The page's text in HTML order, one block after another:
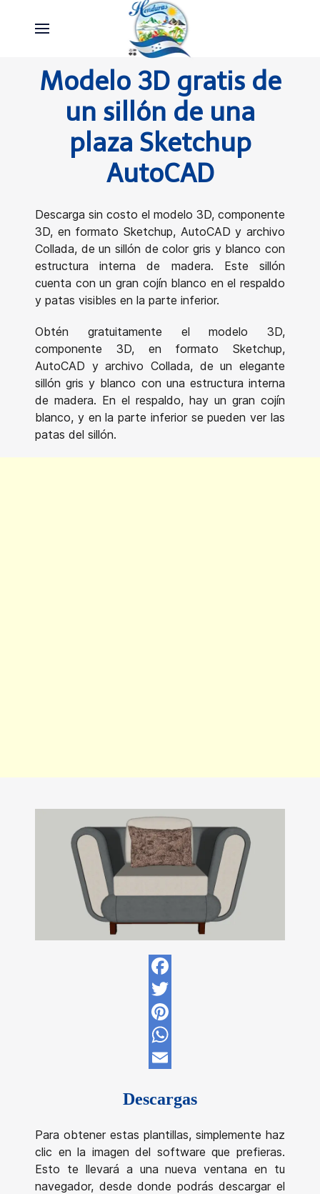
Modelo 3D gratis de
un sillón de una
plaza Sketchup
AutoCAD
Descarga sin costo el modelo 3D, componente
3D, en formato Sketchup, AutoCAD y archivo
Collada, de un sillón de color gris y blanco con
estructura interna de madera. Este sillón
cuenta con un gran cojín blanco en el respaldo
y patas visibles en la parte inferior.
Obtén gratuitamente el modelo 3D,
componente 3D, en formato Sketchup,
AutoCAD y archivo Collada, de un elegante
sillón gris y blanco con una estructura interna
de madera. En el respaldo, hay un gran cojín
blanco, y en la parte inferior se pueden ver las
patas del sillón.
Facebook
Twitter
Pinterest
WhatsApp
Descargas
Para obtener estas plantillas, simplemente haz
clic en la imagen del software que prefieras.
Esto te llevará a una nueva ventana en tu
navegador, desde donde podrás descargar el